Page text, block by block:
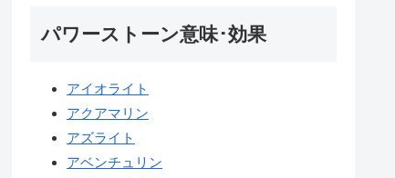
パワーストーン意味･効果
アイオライト
アクアマリン
アズライト
アベンチュリン